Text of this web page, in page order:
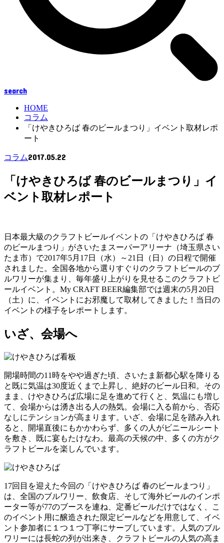
search
HOME
コラム
「けやきひろば 春のビールまつり」イベント取材レポ
ート
コラム2017.05.22
「けやきひろば 春のビールまつり」イ
ベント取材レポート
日本最大級のクラフトビールイベントの「けやきひろば 春
のビールまつり」がさいたまスーパーアリーナ（埼玉県さい
たま市）で2017年5月17日（水）～21日（日）の日程で開催
されました。全国各地から選りすぐりのクラフトビールのブ
ルワリーが集まり、毎年盛り上がりを見せるこのクラフトビ
ールイベント。My CRAFT BEER編集部では週末の5月20日
（土）に、イベントにお邪魔して取材してきました！当日の
イベントの様子をレポートします。
いざ、会場へ
開場時間の11時をやや過ぎた頃、さいたま新都心駅を降りる
と既に気温は30度近くまで上昇し、絶好のビール日和。その
まま、けやきひろば広場に足を進めて行くと、気温にも増し
て、会場からは湧き出る人の熱気。会場に入る前から、否応
なしにテンションが高まります。いざ、会場に足を踏み入れ
ると、開場直後にもかかわらず、多くの人がビニールシート
を敷き、既に宴もたけなわ。最高の天候の中、多くの方がク
ラフトビールを楽しんでいます。
17回目を迎えた今回の「けやきひろば 春のビールまつり」
は、全国のブルワリー、飲食店、そして海外ビールのインポ
ーター等が77のブースを連ね、定番ビールだけではなく、こ
のイベント用に醸造された限定ビールなどを用意して、イベ
ント参加者に１つ１つ丁寧にサーブしています。人気のブル
ワリーには長蛇の列が出来き、クラフトビールの人気の高ま